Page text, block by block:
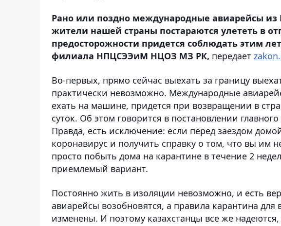
Рано или поздно международные авиарейсы из
жители нашей страны постараются улететь в
предосторожности придется соблюдать этим
филиала НПЦСЭЭиМ НЦОЗ МЗ РК, передает
Во-первых, прямо сейчас выехать за границу
практически невозможно. Международные
ехать на машине, придется при возвращении в
суток. Об этом говорится в постановлении
Правда, есть исключение: если перед заездом
коронавирус и получить справку о том, что вы им
просто побыть дома на карантине в течение 2
приемлемый вариант.
Постоянно жить в изоляции невозможно, и есть
авиарейсы возобновятся, а правила карантина
изменены. И поэтому казахстанцы все же